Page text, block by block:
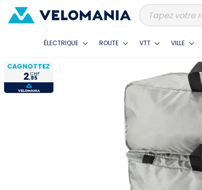
ÉLECTRIQUE ROUTE VTT VILLE
CAGNOTTEZ
2,95
CHF